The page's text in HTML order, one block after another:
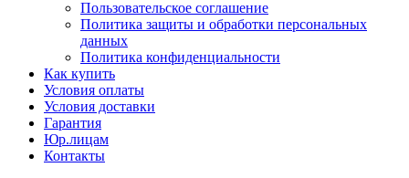
Пользовательское соглашение
Политика защиты и обработки персональных
данных
Политика конфиденциальности
Как купить
Условия оплаты
Условия доставки
Гарантия
Юр.лицам
Контакты